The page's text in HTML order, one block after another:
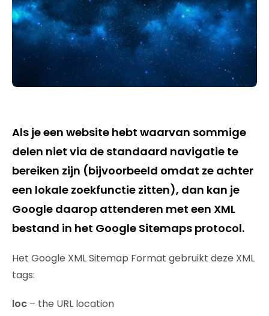
Als je een website hebt waarvan sommige
delen niet via de standaard navigatie te
bereiken zijn (bijvoorbeeld omdat ze achter
een lokale zoekfunctie zitten), dan kan je
Google daarop attenderen met een XML
bestand in het Google Sitemaps protocol.
Het Google XML Sitemap Format gebruikt deze XML
tags:
loc – the URL location